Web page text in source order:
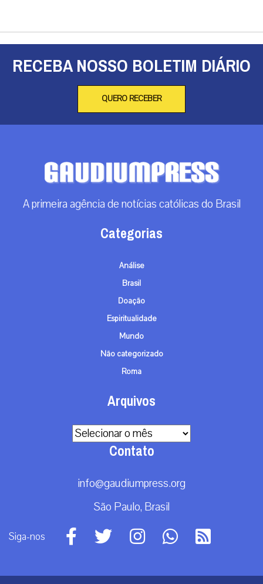
RECEBA NOSSO BOLETIM DIÁRIO
QUERO RECEBER
A primeira agência de notícias católicas do Brasil
Categorias
Análise
Brasil
Doação
Espiritualidade
Mundo
Não categorizado
Roma
Arquivos
Arquivos
Contato
info@gaudiumpress.org
São Paulo, Brasil
Siga-nos